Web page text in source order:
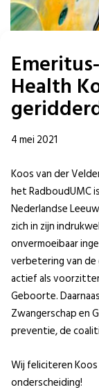
Health
4 mei 2021
Koos van der
het RadboudUMC
Nederlandse
zich in zijn
onvermoeibaar
verbetering van
actief als
Geboorte.
Zwangerschap en
preventie, de
Wij feliciteren
onderscheiding!